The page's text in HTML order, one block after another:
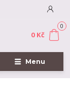
Menu
0
0 Kč